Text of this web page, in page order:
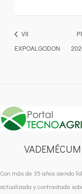
VII
EXPOALGODON
Con más de 35 años siendo
actualizada y contrastada